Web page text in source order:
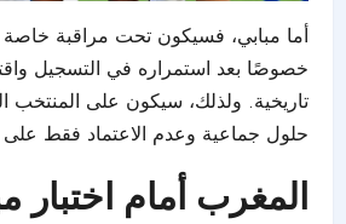
أما مبابي، فسيكون تحت مراقبة
خصوصًا بعد استمراره في التسجيل
تاريخية. ولذلك، سيكون على
حلول جماعية وعدم الاعتماد فقط على
المغرب أمام اختبار